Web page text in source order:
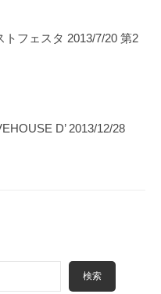
フェスタ 2013/7/20 第2
D’ 2013/12/28
検索